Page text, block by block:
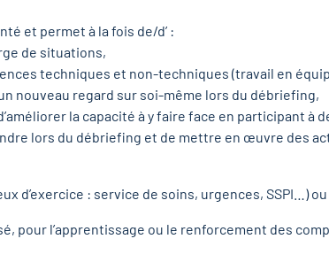
et permet à la fois de/d’ :
de situations,
techniques et non-techniques (travail en
nouveau regard sur soi-même lors du débriefing,
la capacité à y faire face en participant à
lors du débriefing et de mettre en œuvre des
d’exercice : service de soins, urgences, SSPI…)
pour l’apprentissage ou le renforcement des